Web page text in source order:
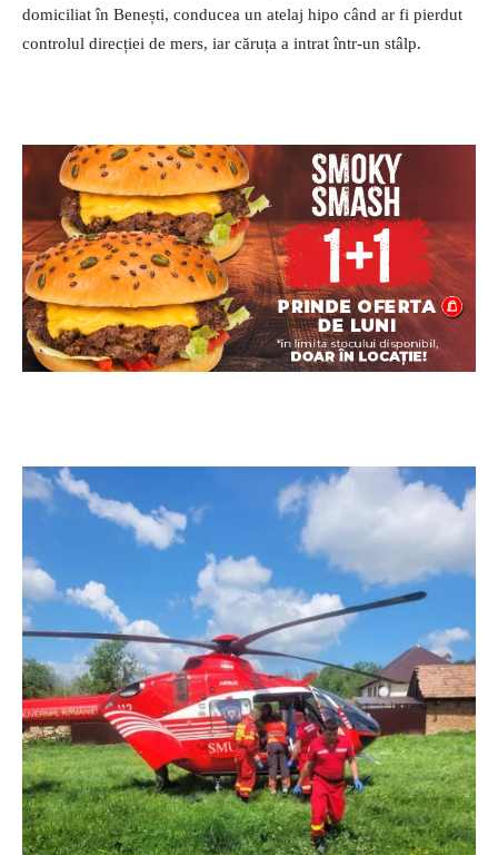
domiciliat în Benești, conducea un atelaj hipo când ar fi pierdut
controlul direcției de mers, iar căruța a intrat într-un stâlp.